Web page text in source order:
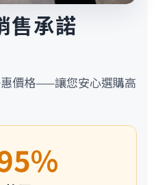
售承諾
價格——讓您安心選購高